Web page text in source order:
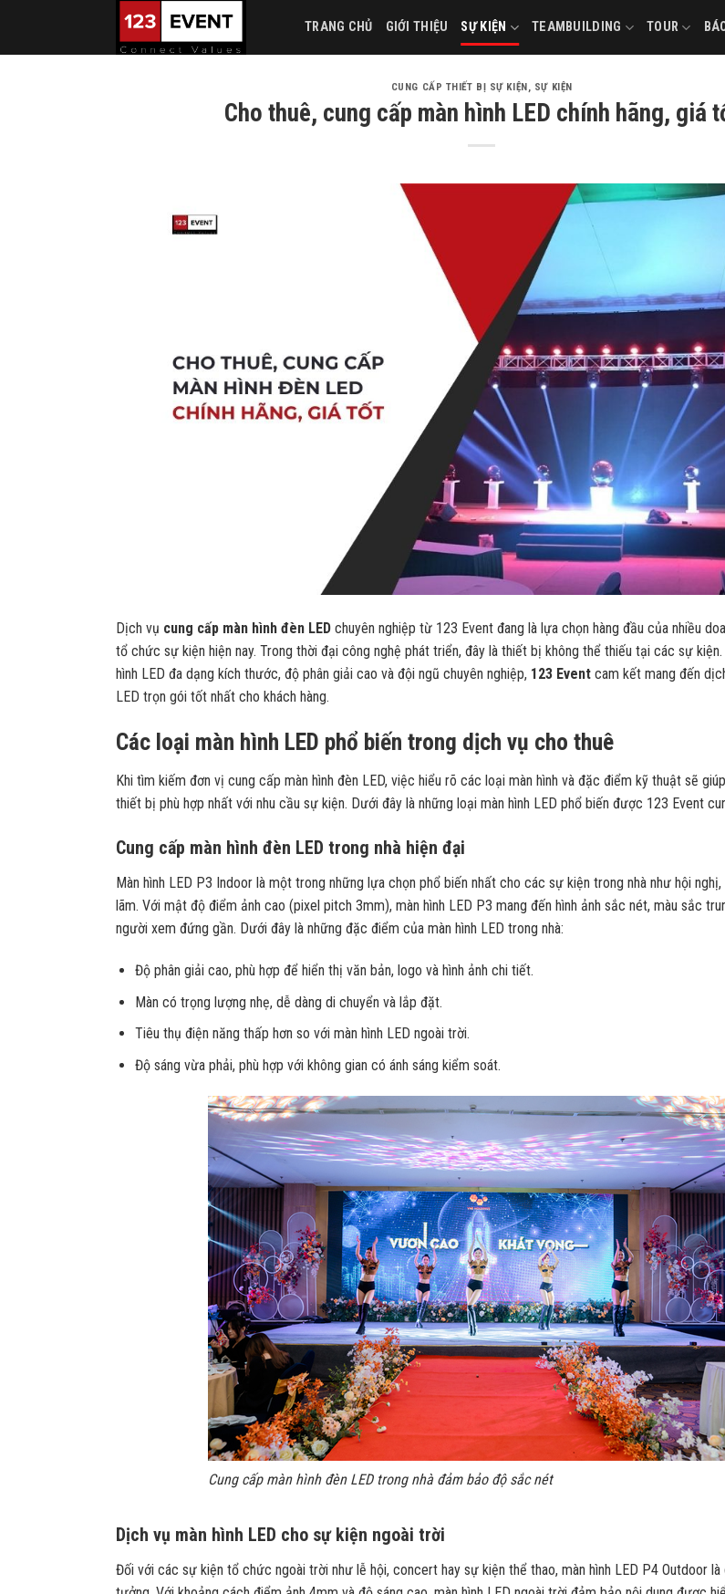
content
TRANG CHỦ GIỚI THIỆU SỰ KIỆN TEAMBUILDING TOUR
CUNG CẤP THIẾT BỊ SỰ KIỆN, SỰ KIỆN
Cho thuê, cung cấp màn hình LED chính hãng, giá
​Dịch vụ cung cấp màn hình đèn LED chuyên nghiệp từ 123 Event đang là lựa chọn hàng đầu của nhiều
tổ chức sự kiện hiện nay. Trong thời đại công nghệ phát triển, đây là thiết bị không thể thiếu tại các sự kiện.
hình LED đa dạng kích thước, độ phân giải cao và đội ngũ chuyên nghiệp, 123 Event cam kết mang đến
LED trọn gói tốt nhất cho khách hàng.
Các loại màn hình LED phổ biến trong dịch vụ cho thuê
Khi tìm kiếm đơn vị cung cấp màn hình đèn LED, việc hiểu rõ các loại màn hình và đặc điểm kỹ thuật sẽ
thiết bị phù hợp nhất với nhu cầu sự kiện. Dưới đây là những loại màn hình LED phổ biến được 123 Event
Cung cấp màn hình đèn LED trong nhà hiện đại
Màn hình LED P3 Indoor là một trong những lựa chọn phổ biến nhất cho các sự kiện trong nhà như hội
lãm. Với mật độ điểm ảnh cao (pixel pitch 3mm), màn hình LED P3 mang đến hình ảnh sắc nét, màu sắc
người xem đứng gần. Dưới đây là những đặc điểm của màn hình LED trong nhà:
Độ phân giải cao, phù hợp để hiển thị văn bản, logo và hình ảnh chi tiết.
Màn có trọng lượng nhẹ, dễ dàng di chuyển và lắp đặt.
Tiêu thụ điện năng thấp hơn so với màn hình LED ngoài trời.
Độ sáng vừa phải, phù hợp với không gian có ánh sáng kiểm soát.
Cung cấp màn hình đèn LED trong nhà đảm bảo độ sắc nét
Dịch vụ màn hình LED cho sự kiện ngoài trời
Đối với các sự kiện tổ chức ngoài trời như lễ hội, concert hay sự kiện thể thao, màn hình LED P4 Outdoor là